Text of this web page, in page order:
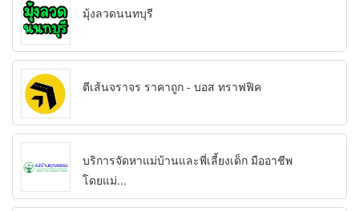
มุ้งลวดนนทบุรี
ตีเส้นจราจร ราคาถูก - บอส ทราฟฟิค
บริการจัดหาแม่บ้านและพี่เลี้ยงเด็ก มืออาชีพ
โดยแม่...